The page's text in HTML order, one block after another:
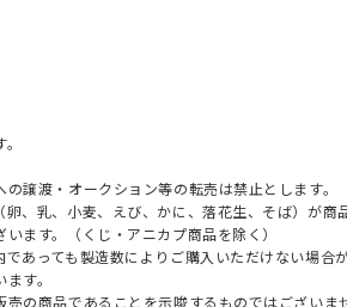
譲渡・オークション等の転売は禁止とします。
、乳、小麦、えび、かに、落花生、そば）が
ます。（くじ・アニカプ商品を除く）
あっても製造数によりご購入いただけない場合が
す。
の商品であることを示唆するものではございま